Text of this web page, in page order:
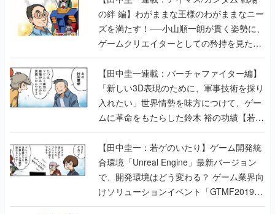
の絆 編】わがままな王様のわがままなニー
ズを満たす！──小山順一朗が貫く姿勢に、
ゲームクリエイターとしての矜持を見た
【若ゲのいたり最終回】
【田中圭一連載：バーチャファイター編】
「新しい3D表現のために、軍事技術を採り
入れたい」世界情勢を味方につけて、ゲー
ムに革命をもたらした鈴木 裕の功績【若ゲ
のいたり】
【田中圭一：若ゲのいたり】ゲーム開発統
合環境「Unreal Engine」最新バージョン
で、開発環境はどう変わる？ ゲーム業界向
けソリューションイベント「GTMF2019」
に行って、より理解を深めよう【PR】